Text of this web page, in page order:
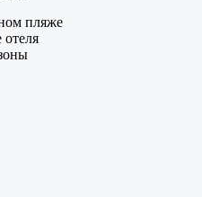
пляже
отеля